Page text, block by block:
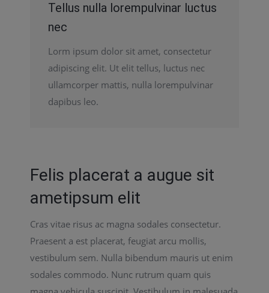
Tellus nulla lorempulvinar luctus
nec
Lorm ipsum dolor sit amet, consectetur
adipiscing elit. Ut elit tellus, luctus nec
ullamcorper mattis, nulla lorempulvinar
dapibus leo.
Felis placerat a augue sit
ametipsum elit
Cras vitae risus ac magna sodales consectetur.
Praesent a est placerat, feugiat arcu mollis,
vestibulum sem. Nulla bibendum mauris ut enim
sodales commodo. Nunc rutrum quam quis